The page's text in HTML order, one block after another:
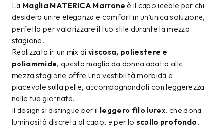
La Maglia MATERICA Marrone è il capo ideale per chi
desidera unire eleganza e comfort in un’unica soluzione,
perfetta per valorizzare il tuo stile durante la mezza
stagione.
Realizzata in un mix diviscosa, poliestere e
poliammide, questa maglia da donna adatta alla
mezza stagione offre una vestibilità morbida e
piacevole sulla pelle, accompagnandoti con leggerezza
nelle tue giornate.
Il design si distingue per il leggero filo lurex, che dona
luminosità discreta al capo, e per lo scollo profondo,